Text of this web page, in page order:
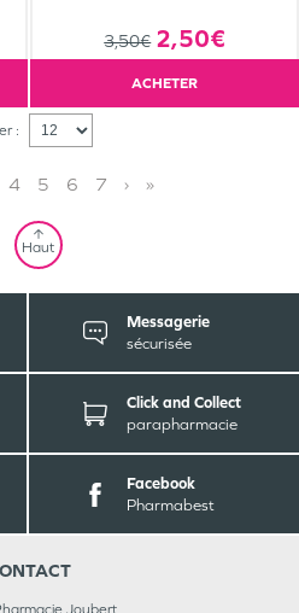
3,50€ 2,50€
ACHETER
:
4 5 6 7 › »
Haut
Messagerie
sécurisée
Click and Collect
parapharmacie
Facebook
Pharmabest
Joubert